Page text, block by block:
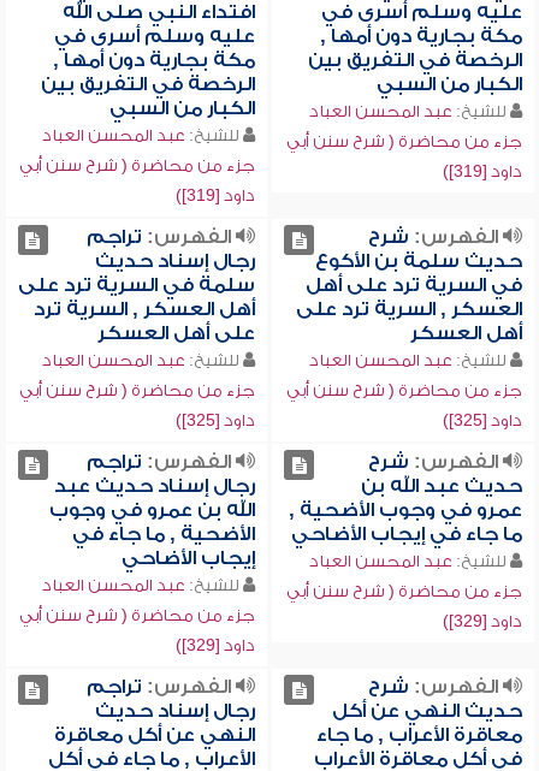
عليه وسلم أسرى في
مكة بجارية دون أمها ,
الرخصة في التفريق بين
الكبار من السبي
للشيخ: عبد المحسن العباد
جزء من محاضرة ( شرح سنن أبي
داود [319])
افتداء النبي صلى الله
عليه وسلم أسرى في
مكة بجارية دون أمها ,
الرخصة في التفريق بين
الكبار من السبي
للشيخ: عبد المحسن العباد
جزء من محاضرة ( شرح سنن أبي
داود [319])
الفهرس: شرح
حديث سلمة بن الأكوع
في السرية ترد على أهل
العسكر , السرية ترد على
أهل العسكر
للشيخ: عبد المحسن العباد
جزء من محاضرة ( شرح سنن أبي
داود [325])
الفهرس: تراجم
رجال إسناد حديث
سلمة في السرية ترد على
أهل العسكر , السرية ترد
على أهل العسكر
للشيخ: عبد المحسن العباد
جزء من محاضرة ( شرح سنن أبي
داود [325])
الفهرس: شرح
حديث عبد الله بن
عمرو في وجوب الأضحية ,
ما جاء في إيجاب الأضاحي
للشيخ: عبد المحسن العباد
جزء من محاضرة ( شرح سنن أبي
داود [329])
الفهرس: تراجم
رجال إسناد حديث عبد
الله بن عمرو في وجوب
الأضحية , ما جاء في
إيجاب الأضاحي
للشيخ: عبد المحسن العباد
جزء من محاضرة ( شرح سنن أبي
داود [329])
الفهرس: شرح
حديث النهي عن أكل
معاقرة الأعراب , ما جاء
في أكل معاقرة الأعراب
الفهرس: تراجم
رجال إسناد حديث
النهي عن أكل معاقرة
الأعراب , ما جاء في أكل